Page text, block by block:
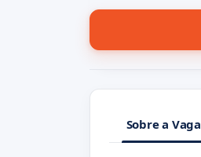
Sobre a Vaga